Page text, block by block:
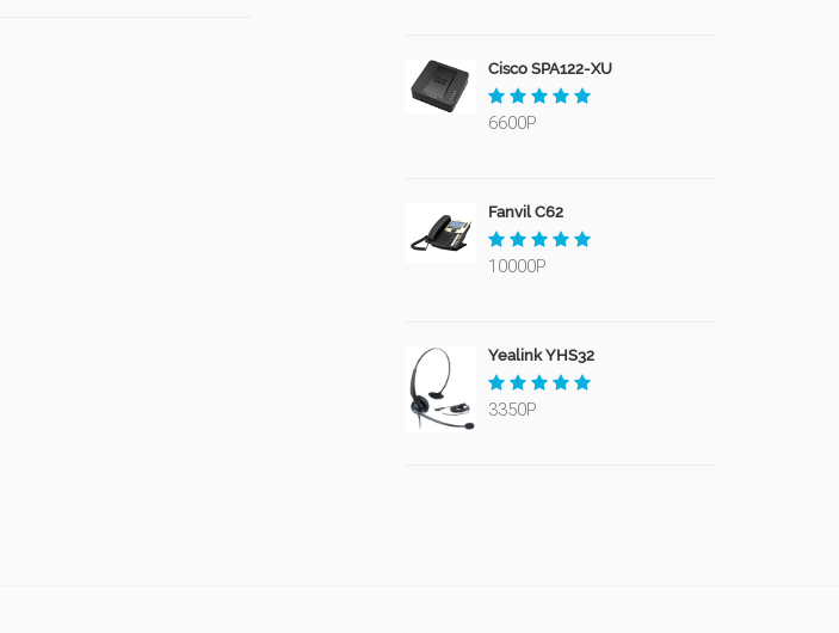
Cisco SPA122-XU
6600Р
Fanvil C62
10000Р
Yealink YHS32
3350Р